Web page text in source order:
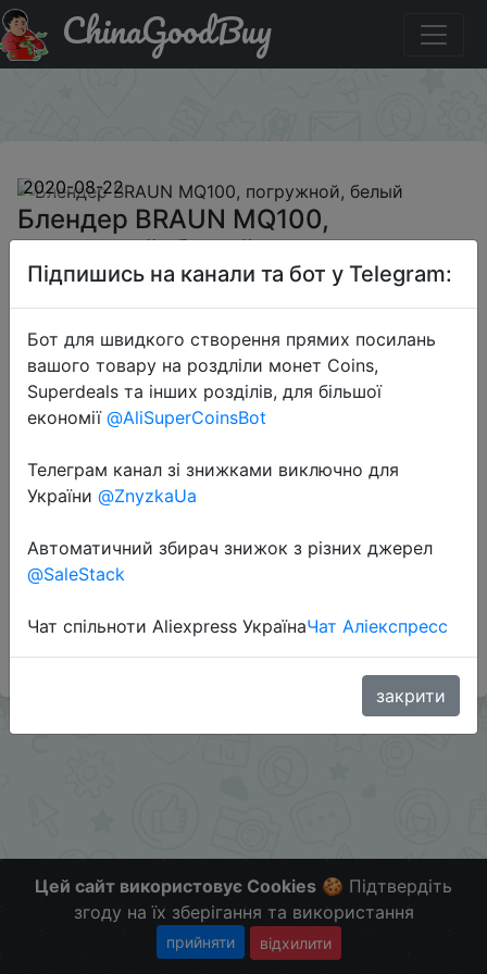
Паридбати з промокодом BIG Блендер BRAUN MQ100,
погружной, белый
ChinaGoodBuy
2020-08-22
Блендер BRAUN MQ100,
погружной, белый
1360 руб.
Промокод:
Больше скидок в telegram t.me/ChinaGoodBuy
Цей сайт використовує Cookies 🍪 Підтвердіть
згоду на їх зберігання та використання
прийняти відхилити
Підпишись на канали та бот у Telegram:
Бот для швидкого створення прямих посилань
вашого товару на роздліли монет Coins,
Superdeals та інших розділів, для більшої
економії @AliSuperCoinsBot
Телеграм канал зі знижками виключно для
України @ZnyzkaUa
Автоматичний збирач знижок з різних джерел
@SaleStack
Чат спільноти Aliexpress УкраїнаЧат Аліекспресс
закрити